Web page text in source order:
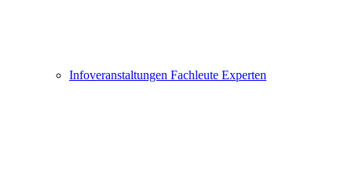
Infoveranstaltungen Fachleute Experten